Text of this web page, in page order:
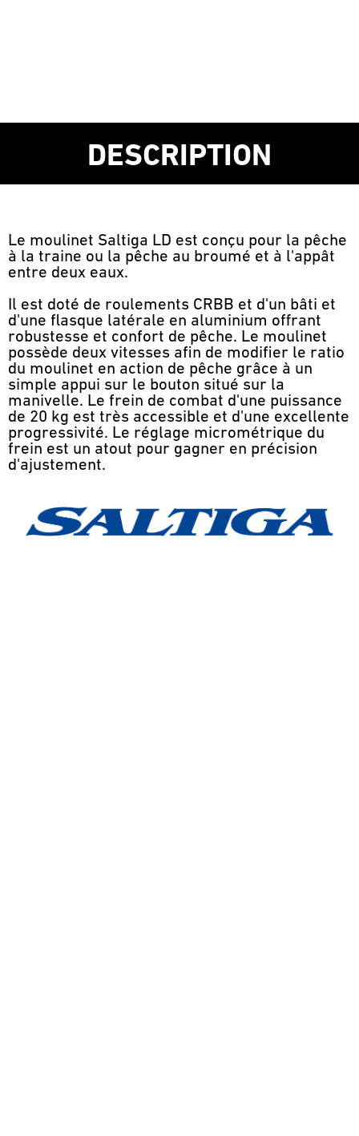
DESCRIPTION
Le moulinet Saltiga LD est conçu pour la pêche
à la traine ou la pêche au broumé et à l'appât
entre deux eaux.
Il est doté de roulements CRBB et d'un bâti et
d'une flasque latérale en aluminium offrant
robustesse et confort de pêche. Le moulinet
possède deux vitesses afin de modifier le ratio
du moulinet en action de pêche grâce à un
simple appui sur le bouton situé sur la
manivelle. Le frein de combat d'une puissance
de 20 kg est très accessible et d'une excellente
progressivité. Le réglage micrométrique du
frein est un atout pour gagner en précision
d'ajustement.